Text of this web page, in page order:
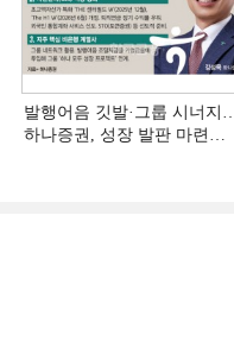
발행어음 깃발·그룹 시너지…
하나증권, 성장 발판 마련